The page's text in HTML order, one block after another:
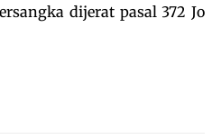
dijerat pasal 372 Jo